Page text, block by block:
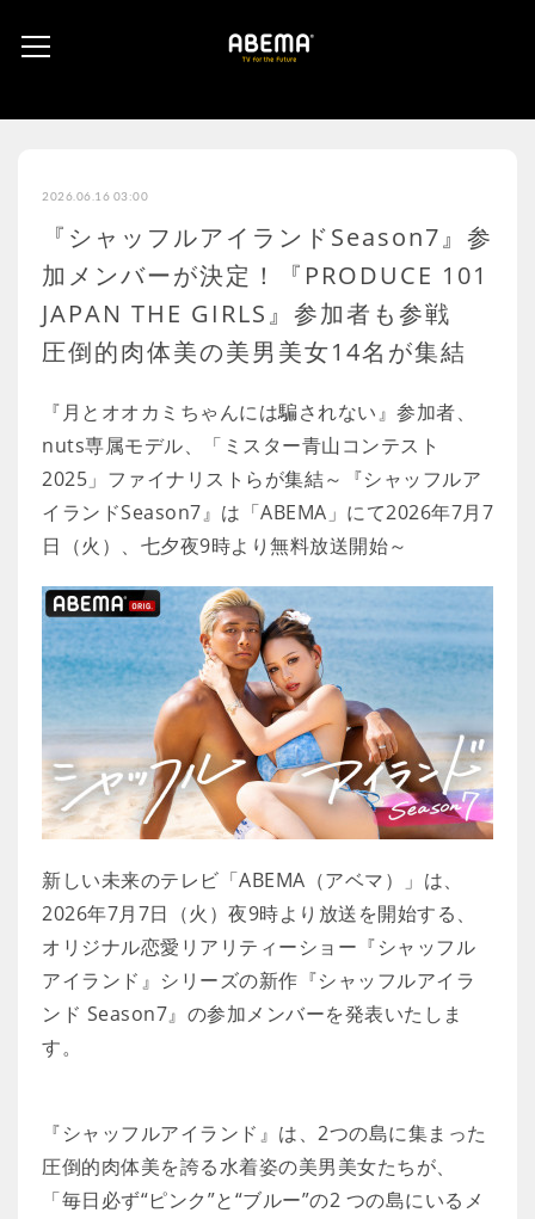
2026.06.16 03:00
『シャッフルアイランドSeason7』参
加メンバーが決定！『PRODUCE 101
JAPAN THE GIRLS』参加者も参戦
圧倒的肉体美の美男美女14名が集結
『月とオオカミちゃんには騙されない』参加者、
nuts専属モデル、「ミスター青山コンテスト
2025」ファイナリストらが集結～『シャッフルア
イランドSeason7』は「ABEMA」にて2026年7月7
日（火）、七夕夜9時より無料放送開始～
新しい未来のテレビ「ABEMA（アベマ）」は、
2026年7月7日（火）夜9時より放送を開始する、
オリジナル恋愛リアリティーショー『シャッフル
アイランド』シリーズの新作『シャッフルアイラ
ンド Season7』の参加メンバーを発表いたしま
す。
『シャッフルアイランド』は、2つの島に集まった
圧倒的肉体美を誇る水着姿の美男美女たちが、
「毎日必ず“ピンク”と“ブルー”の2 つの島にいるメ